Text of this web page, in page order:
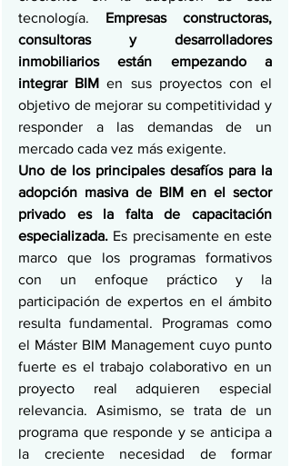
tecnología. Empresas constructoras,
consultoras y desarrolladores
inmobiliarios están empezando a
integrar BIM en sus proyectos con el
objetivo de mejorar su competitividad y
responder a las demandas de un
mercado cada vez más exigente.
Uno de los principales desafíos para la
adopción masiva de BIM en el sector
privado es la falta de capacitación
especializada. Es precisamente en este
marco que los programas formativos
con un enfoque práctico y la
participación de expertos en el ámbito
resulta fundamental. Programas como
el Máster BIM Management cuyo punto
fuerte es el trabajo colaborativo en un
proyecto real adquieren especial
relevancia. Asimismo, se trata de un
programa que responde y se anticipa a
la creciente necesidad de formar